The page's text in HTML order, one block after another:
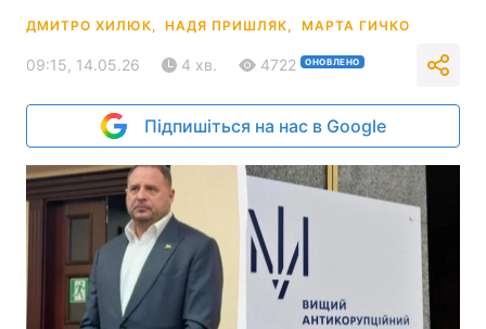
ДМИТРО ХИЛЮК, НАДЯ ПРИШЛЯК, МАРТА ГИЧКО
09:15, 14.05.26 4 хв. 4722 ОНОВЛЕНО
Підпишіться на нас в Google